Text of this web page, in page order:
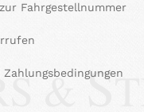
Fahrgestellnummer